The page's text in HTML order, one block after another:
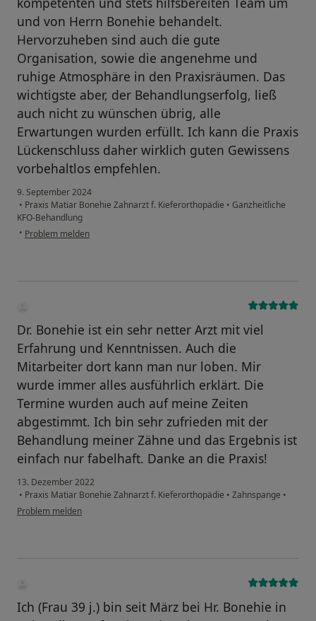
und von Herrn Bonehie behandelt.
Hervorzuheben sind auch die gute
Organisation, sowie die angenehme und
ruhige Atmosphäre in den Praxisräumen. Das
wichtigste aber, der Behandlungserfolg, ließ
auch nicht zu wünschen übrig, alle
Erwartungen wurden erfüllt. Ich kann die Praxis
Lückenschluss daher wirklich guten Gewissens
vorbehaltlos empfehlen.
9. September 2024
• Praxis Matiar Bonehie Zahnarzt f. Kieferorthopädie • Ganzheitliche
KFO-Behandlung
• Problem melden
Dr. Bonehie ist ein sehr netter Arzt mit viel
Erfahrung und Kenntnissen. Auch die
Mitarbeiter dort kann man nur loben. Mir
wurde immer alles ausführlich erklärt. Die
Termine wurden auch auf meine Zeiten
abgestimmt. Ich bin sehr zufrieden mit der
Behandlung meiner Zähne und das Ergebnis ist
einfach nur fabelhaft. Danke an die Praxis!
13. Dezember 2022
• Praxis Matiar Bonehie Zahnarzt f. Kieferorthopädie • Zahnspange •
Problem melden
Ich (Frau 39 j.) bin seit März bei Hr. Bonehie in